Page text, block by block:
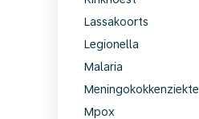
Lassakoorts
Legionella
Malaria
Meningokokkenziekte
Mpox